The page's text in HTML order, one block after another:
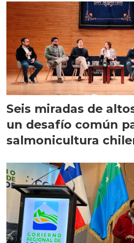
Seis miradas de
un desafío común
salmonicultura